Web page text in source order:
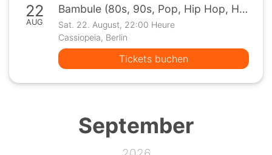
22
AUG
Bambule (80s, 90s, Pop, Hip Hop, House & Techno)
Sat. 22. August, 22:00 Heure
Cassiopeia, Berlin
Tickets buchen
September